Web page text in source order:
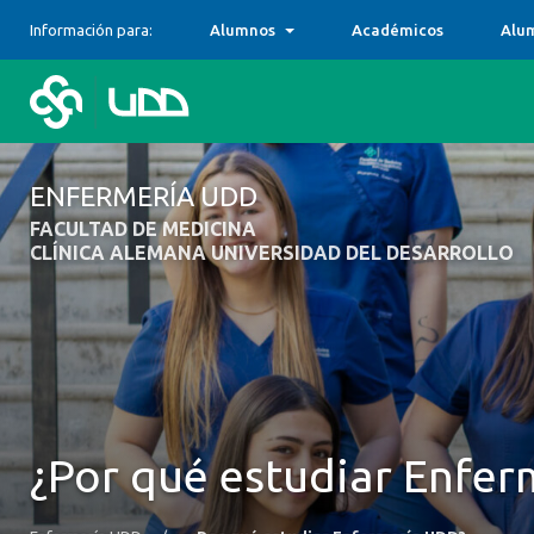
ENFERMERÍA UDD
FACULTAD DE MEDICINA
CLÍNICA ALEMANA UNIVERSIDAD DEL DESARROLLO
Información para: Alumnos Académicos
¿Por qué estudiar